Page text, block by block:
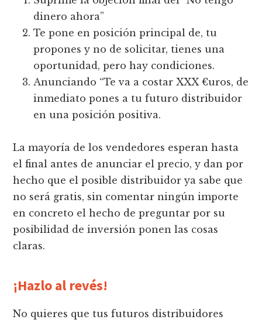
dinero ahora”
Te pone en posición principal de, tu
propones y no de solicitar, tienes una
oportunidad, pero hay condiciones.
Anunciando “Te va a costar XXX €uros, de
inmediato pones a tu futuro distribuidor
en una posición positiva.
La mayoría de los vendedores esperan hasta
el final antes de anunciar el precio, y dan por
hecho que el posible distribuidor ya sabe que
no será gratis, sin comentar ningún importe
en concreto el hecho de preguntar por su
posibilidad de inversión ponen las cosas
claras.
¡Hazlo al revés!
No quieres que tus futuros distribuidores